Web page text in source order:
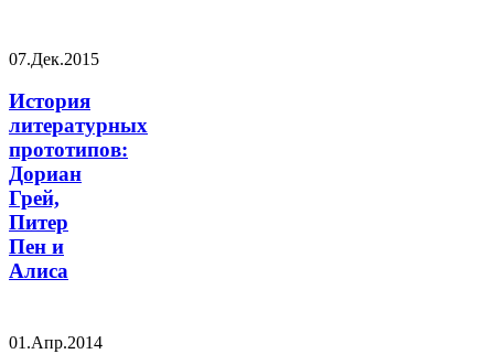
07.Дек.2015
История
литературных
прототипов:
Дориан
Грей,
Питер
Пен и
Алиса
01.Апр.2014